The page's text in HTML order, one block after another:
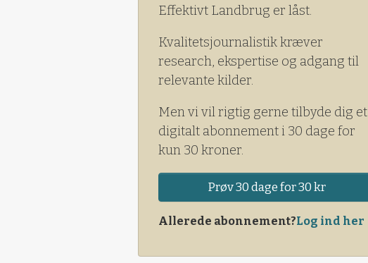
Effektivt Landbrug er låst.
Kvalitetsjournalistik kræver
research, ekspertise og adgang til
relevante kilder.
Men vi vil rigtig gerne tilbyde dig et
digitalt abonnement i 30 dage for
kun 30 kroner.
Prøv 30 dage for 30 kr
Allerede abonnement?Log ind her